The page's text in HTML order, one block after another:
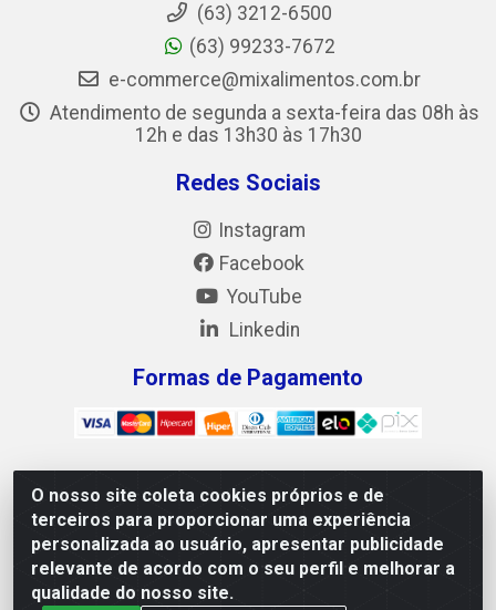
O nosso site coleta cookies próprios e de
terceiros para proporcionar uma experiência
personalizada ao usuário, apresentar publicidade
relevante de acordo com o seu perfil e melhorar a
qualidade do nosso site.
(63) 3212-6500
(63) 99233-7672
e-commerce@mixalimentos.com.br
Atendimento de segunda a sexta-feira das 08h às
12h e das 13h30 às 17h30
Redes Sociais
Instagram
Facebook
YouTube
Linkedin
Formas de Pagamento
Mix Alimentos LTDA - Quadra Asr Ne 55 (412 Norte), Alameda
02, S/N - Plano Diretor Norte, Palmas/TO - CEP 77.006-540 -
CNPJ 05.922.500/0001-02